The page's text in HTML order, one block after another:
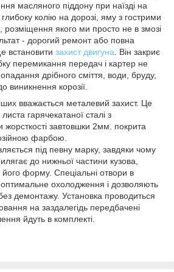
масляного піддону при наїзді на
колію на дорозі, яму з гострими
розміщення якого ми просто не в змозі
- дорогий ремонт або повна
встановити захист двигуна. Він закриє
перемикання передач і картер не
дрібного сміття, води, бруду,
виникнення корозії.
вважається металевий захист. Це
листа гарячекатаної сталі з
завтовшки 2мм. покрита
фарбою.
під певну марку, завдяки чому
до нижньої частини кузова,
форму. Спеціальні отвори в
оптимальне охолодження і дозволяють
демонтажу. Установка проводиться
на заздалегідь передбачені
йдуть в комплекті.